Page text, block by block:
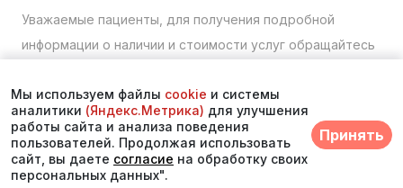
Уважаемые пациенты, для получения подробной
информации о наличии и стоимости услуг обращайтесь
связи или по телефону в Находке:+7 (423) 675-00-85
© 2025. Многопрофильный медицинский центр
«Асклепий»
Мы используем файлы cookie и системы
аналитики (Яндекс.Метрика) для улучшения
работы сайта и анализа поведения
пользователей. Продолжая использовать
сайт, вы даете согласие на обработку своих
персональных данных".
Принять